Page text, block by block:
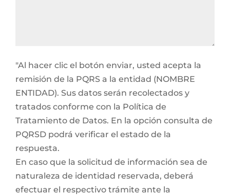
"Al hacer clic el botón enviar, usted acepta la
remisión de la PQRS a la entidad (NOMBRE
ENTIDAD). Sus datos serán recolectados y
tratados conforme con la Política de
Tratamiento de Datos. En la opción consulta de
PQRSD podrá verificar el estado de la
respuesta.
En caso que la solicitud de información sea de
naturaleza de identidad reservada, deberá
efectuar el respectivo trámite ante la